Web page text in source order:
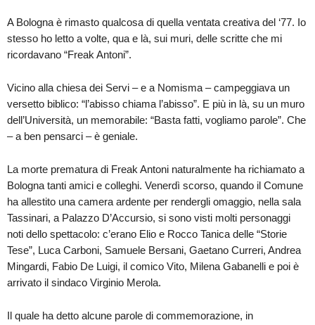
A Bologna è rimasto qualcosa di quella ventata creativa del ‘77. Io
stesso ho letto a volte, qua e là, sui muri, delle scritte che mi
ricordavano “Freak Antoni”.
Vicino alla chiesa dei Servi – e a Nomisma – campeggiava un
versetto biblico: “l’abisso chiama l’abisso”. E più in là, su un muro
dell’Università, un memorabile: “Basta fatti, vogliamo parole”. Che
– a ben pensarci – è geniale.
La morte prematura di Freak Antoni naturalmente ha richiamato a
Bologna tanti amici e colleghi. Venerdì scorso, quando il Comune
ha allestito una camera ardente per rendergli omaggio, nella sala
Tassinari, a Palazzo D’Accursio, si sono visti molti personaggi
noti dello spettacolo: c’erano Elio e Rocco Tanica delle “Storie
Tese”, Luca Carboni, Samuele Bersani, Gaetano Curreri, Andrea
Mingardi, Fabio De Luigi, il comico Vito, Milena Gabanelli e poi è
arrivato il sindaco Virginio Merola.
Il quale ha detto alcune parole di commemorazione, in